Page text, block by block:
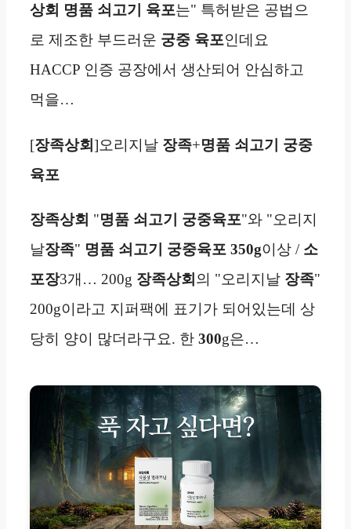
상회 명품 쇠고기
육포는" 특허받은 공법으
로 제조한 부드러운 궁중 육포인데요
HACCP 인증 공장에서 생산되어 안심하고
먹을…
[장족상회]오리지날 장족+명품 쇠고기 궁중
육포
장족상회 "명품 쇠고기 궁중육포"와 "오리지
날장족" 명품 쇠고기 궁중육포 350g이상 / 소
포장3개… 200g 장족상회 의 "오리지날 장족"
200g이라고 지퍼팩에 표기가 되어있는데 상
당히 양이 많더라구요. 한 300g은…